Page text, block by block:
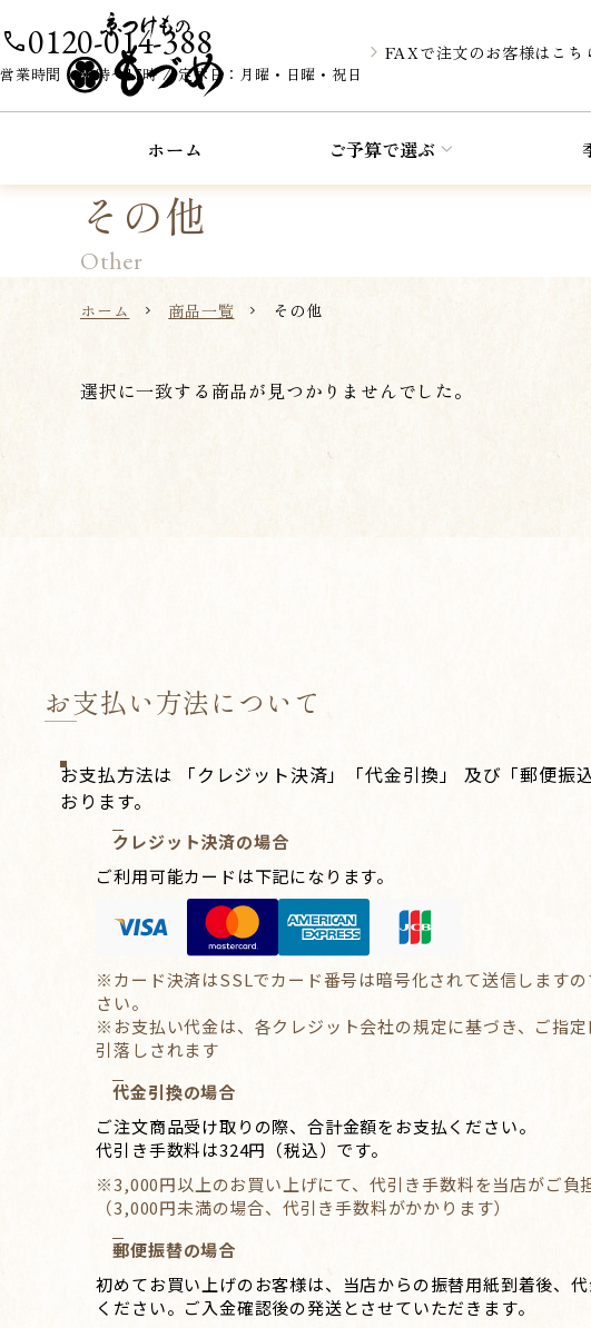
call0120-014-388
営業時間：10時〜17時 / 定休日：月曜・日曜・祝日
FAXで注文のお客様はこち
ホーム ご予算で選ぶ
その他
Other
ホーム 商品一覧 その他
選択に一致する商品が見つかりませんでした。
お支払い方法について
お支払方法は 「クレジット決済」「代金引換」 及び「郵便振
おります。
クレジット決済の場合
ご利用可能カードは下記になります。
※カード決済はSSLでカード番号は暗号化されて送信しますの
さい。
※お支払い代金は、各クレジット会社の規定に基づき、ご指
引落しされます
代金引換の場合
ご注文商品受け取りの際、合計金額をお支払ください。
代引き手数料は324円（税込）です。
※3,000円以上のお買い上げにて、代引き手数料を当店がご負
（3,000円未満の場合、代引き手数料がかかります）
郵便振替の場合
初めてお買い上げのお客様は、当店からの振替用紙到着後、
ください。ご入金確認後の発送とさせていただきます。